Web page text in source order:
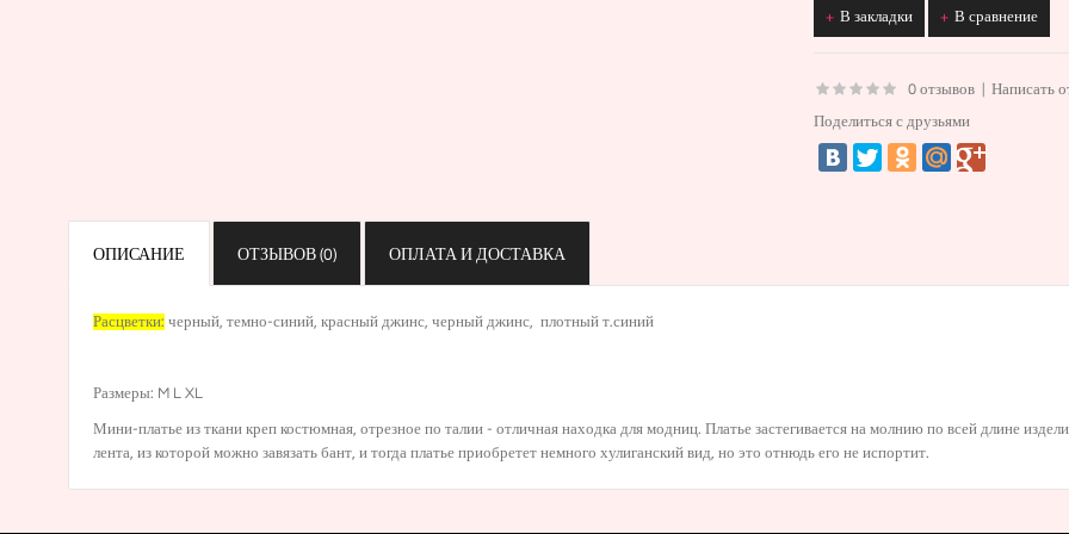
В закладки В сравнение
0 отзывов
Написать
Поделиться с друзьями
ОПИСАНИЕ ОТЗЫВОВ (0) ОПЛАТА И ДОСТАВКА
Расцветки: черный, темно-синий, красный джинс, черный джинс, плотный т.синий
Размеры: M L XL
Мини-платье из ткани креп костюмная, отрезное по талии - отличная находка для модниц. Платье застегивается на молнию по всей длине
лента, из которой можно завязать бант, и тогда платье приобретет немного хулиганский вид, но это отнюдь его не испортит.